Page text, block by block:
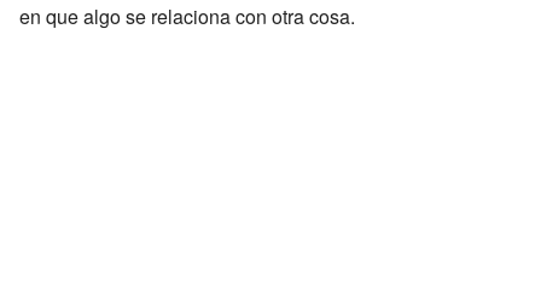
en que algo se relaciona con otra cosa.